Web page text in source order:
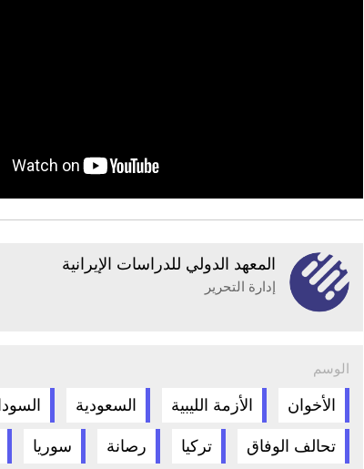
المعهد الدولي للدراسات الإيرانية
إدارة التحرير
الوسم
الأخوان الأزمة الليبية السعودية
تحالف الوفاق تركيا رصانة سوريا